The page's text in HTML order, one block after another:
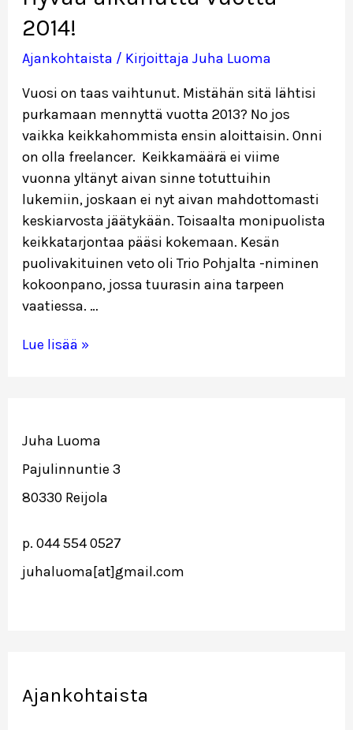
2014!
Ajankohtaista / Kirjoittaja Juha Luoma
Vuosi on taas vaihtunut. Mistähän sitä lähtisi
purkamaan mennyttä vuotta 2013? No jos
vaikka keikkahommista ensin aloittaisin. Onni
on olla freelancer. Keikkamäärä ei viime
vuonna yltänyt aivan sinne totuttuihin
lukemiin, joskaan ei nyt aivan mahdottomasti
keskiarvosta jäätykään. Toisaalta monipuolista
keikkatarjontaa pääsi kokemaan. Kesän
puolivakituinen veto oli Trio Pohjalta -niminen
kokoonpano, jossa tuurasin aina tarpeen
vaatiessa. …
Hyvää
Lue lisää »
Juha Luoma
Pajulinnuntie 3
80330 Reijola
p. 044 554 0527
juhaluoma[at]gmail.com
Ajankohtaista